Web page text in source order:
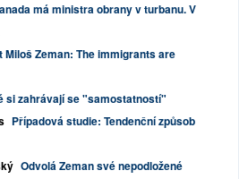
má ministra obrany v turbanu. V
Miloš Zeman: The immigrants are
si zahrávají se "samostatností"
Případová studie: Tendenční způsob
Odvolá Zeman své nepodložené